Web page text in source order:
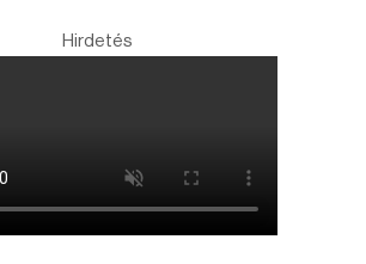
Hirdetés